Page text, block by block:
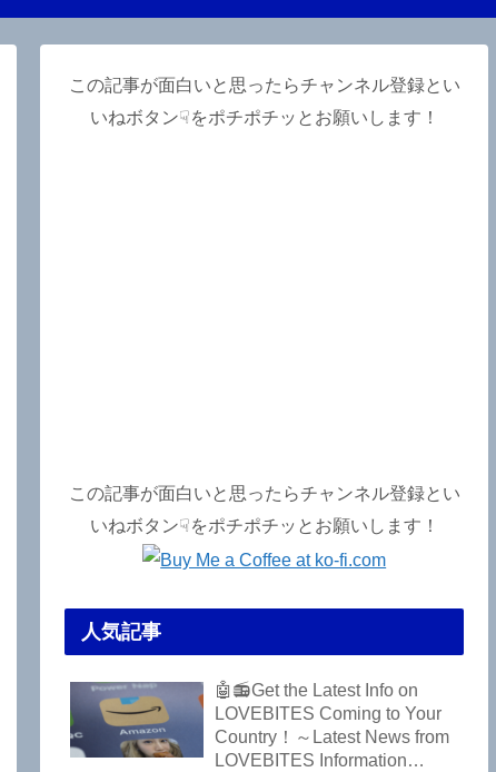
この記事が面白いと思ったらチャンネル登録とい
いねボタン☟をポチポチッとお願いします！
この記事が面白いと思ったらチャンネル登録とい
いねボタン☟をポチポチッとお願いします！
人気記事
🤖📻Get the Latest Info on
LOVEBITES Coming to Your
Country！～Latest News from
LOVEBITES Information